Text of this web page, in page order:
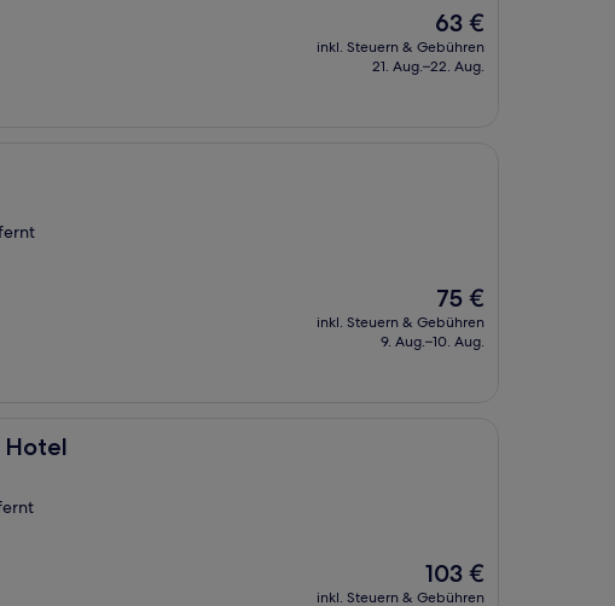
Der
Preis
beträgt
63 €
inkl. Steuern & Gebühren
21. Aug.–22. Aug.
Der
Preis
beträgt
75 €
inkl. Steuern & Gebühren
9. Aug.–10. Aug.
Hotel
Der
Preis
103 €
inkl. Steuern & Gebühren